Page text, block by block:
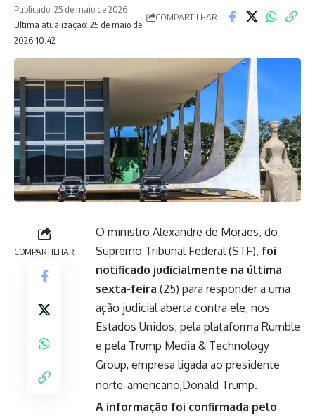
Ultima atualização: 25 de maio de
2026 10:42
Publicado: 25 de maio de 2026
COMPARTILHAR
COMPARTILHAR
O ministro Alexandre de Moraes, do
Supremo Tribunal Federal (STF), foi
notificado judicialmente na última
sexta-feira (25) para responder a uma
ação judicial aberta contra ele, nos
Estados Unidos, pela plataforma Rumble
e pela Trump Media & Technology
Group, empresa ligada ao presidente
norte-americano,Donald Trump.
A informação foi confirmada pelo